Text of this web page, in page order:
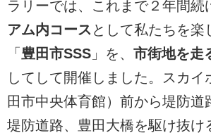
ラリーでは、これまで２年間続
アム内コース として私たちを楽
「 豊田市SSS 」を、 市街地を走
してして開催しました。スカイ
田市中央体育館）前から堤防道
堤防道路、豊田大橋を駆け抜け